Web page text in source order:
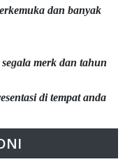
dan banyak
merk dan tahun
di tempat anda